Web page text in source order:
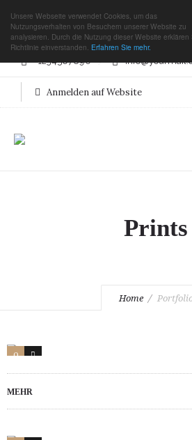
Unsere Webseite verwendet Cookies, um das
Nutzungsverhalten von Besuchern unserer Website zu
analysieren. Durch die Nutzung dieser Website
Richtlinie einverstanden. Erfahren Sie mehr.
+1234567890
Anmelden auf Website
Prints
Home
0 0
MEHR